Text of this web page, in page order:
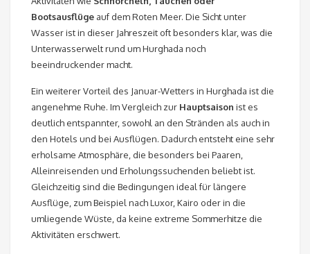
Bootsausflüge auf dem Roten Meer. Die Sicht unter
Wasser ist in dieser Jahreszeit oft besonders klar, was die
Unterwasserwelt rund um Hurghada noch
beeindruckender macht.
Ein weiterer Vorteil des Januar-Wetters in Hurghada ist die
angenehme Ruhe. Im Vergleich zur Hauptsaison ist es
deutlich entspannter, sowohl an den Stränden als auch in
den Hotels und bei Ausflügen. Dadurch entsteht eine sehr
erholsame Atmosphäre, die besonders bei Paaren,
Alleinreisenden und Erholungssuchenden beliebt ist.
Gleichzeitig sind die Bedingungen ideal für längere
Ausflüge, zum Beispiel nach Luxor, Kairo oder in die
umliegende Wüste, da keine extreme Sommerhitze die
Aktivitäten erschwert.